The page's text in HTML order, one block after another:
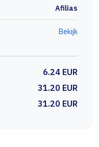
Afilias
Bekijk
6.24 EUR
31.20 EUR
31.20 EUR